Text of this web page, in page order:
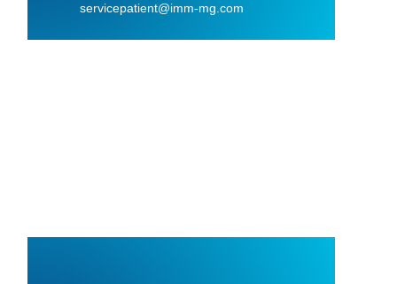
servicepatient@imm-mg.com